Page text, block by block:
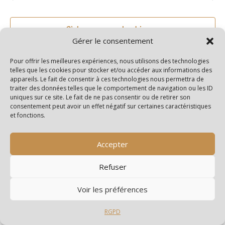
Gérer le consentement
Pour offrir les meilleures expériences, nous utilisons des technologies
telles que les cookies pour stocker et/ou accéder aux informations des
appareils. Le fait de consentir à ces technologies nous permettra de
traiter des données telles que le comportement de navigation ou les ID
uniques sur ce site. Le fait de ne pas consentir ou de retirer son
consentement peut avoir un effet négatif sur certaines caractéristiques
et fonctions.
Accepter
Refuser
Voir les préférences
RGPD
S’abonner au calendrier
Catégories